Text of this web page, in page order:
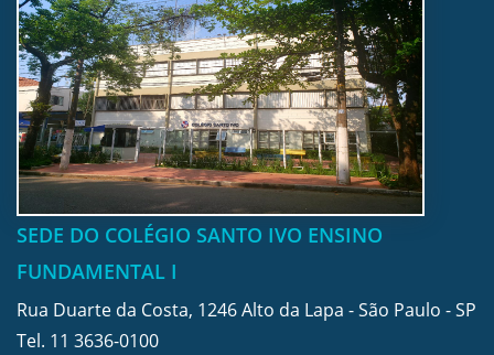
SEDE DO COLÉGIO SANTO IVO ENSINO
FUNDAMENTAL I
Rua Duarte da Costa, 1246 Alto da Lapa - São Paulo - SP
Tel. 11 3636-0100